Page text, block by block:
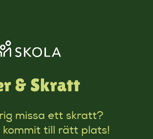
& Skratt
missa ett skratt?
kommit till rätt plats!